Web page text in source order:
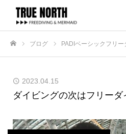
ブログ PADIベーシックフリー
2023.04.15
ダイビングの次はフリーダ